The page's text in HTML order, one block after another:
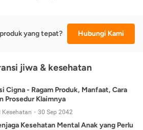
yang tepat? Hubungi Kami
jiwa & kesehatan
Cigna - Ragam Produk, Manfaat, Cara
Prosedur Klaimnya
Kesehatan 30 Sep 2042
Kesehatan Mental Anak yang Perlu